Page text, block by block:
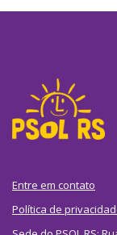
Entre em contato
Política de